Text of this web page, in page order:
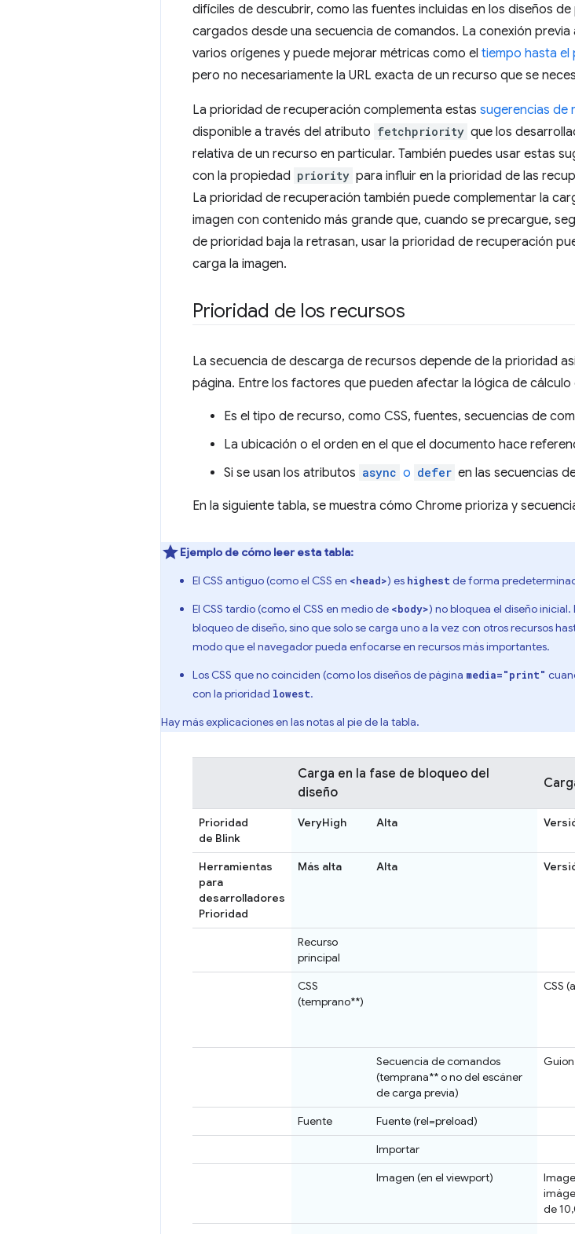
difíciles de descubrir, como las fuentes incluidas en los diseños
cargados desde una secuencia de comandos. La conexión
varios orígenes y puede mejorar métricas como el tiempo hasta el
pero no necesariamente la URL exacta de un recurso que se
La prioridad de recuperación complementa estas sugerencias de
disponible a través del atributo fetchpriority que los
relativa de un recurso en particular. También puedes usar estas
con la propiedad priority para influir en la prioridad de las
La prioridad de recuperación también puede complementar la
imagen con contenido más grande que, cuando se precargue,
de prioridad baja la retrasan, usar la prioridad de recuperación
carga la imagen.
Prioridad de los recursos
La secuencia de descarga de recursos depende de la prioridad
página. Entre los factores que pueden afectar la lógica de
Es el tipo de recurso, como CSS, fuentes, secuencias de
La ubicación o el orden en el que el documento hace
Si se usan los atributos async o defer en las secuencias
En la siguiente tabla, se muestra cómo Chrome prioriza y
Ejemplo de cómo leer esta tabla:
El CSS antiguo (como el CSS en <head>) es highest de forma
El CSS tardío (como el CSS en medio de <body>) no bloquea el diseño
bloqueo de diseño, sino que solo se carga uno a la vez con otros recursos
modo que el navegador pueda enfocarse en recursos más importantes.
Los CSS que no coinciden (como los diseños de página media="print"
con la prioridad lowest.
Hay más explicaciones en las notas al pie de la tabla.
Carga en la fase de bloqueo del
diseño
Prioridad
de Blink
VeryHigh Alta
Herramientas
para
desarrolladores
Prioridad
Más alta Alta
Recurso
principal
CSS
(temprano**)
CSS
Secuencia de comandos
(temprana** o no del escáner
de carga previa)
Fuente
Fuente (rel=preload)
Importar
Imagen (en el viewport)
de